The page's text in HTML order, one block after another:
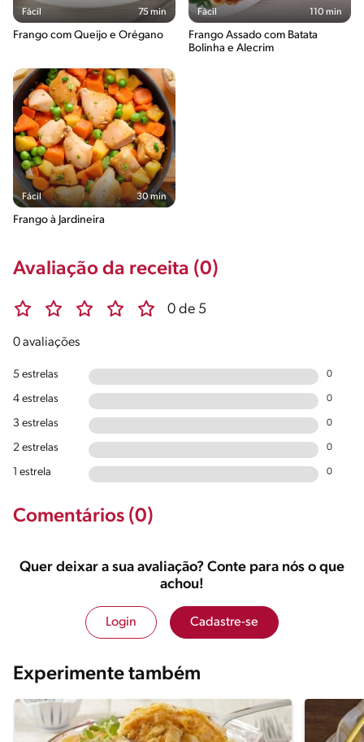
Fácil 75 min
Frango com Queijo e Orégano
Fácil 110 min
Frango Assado com Batata
Bolinha e Alecrim
Fácil 30 min
Frango à Jardineira
Avaliação da receita (0)
0 de 5
0 avaliações
5 estrelas 0
4 estrelas 0
3 estrelas 0
2 estrelas 0
1 estrela 0
Comentários (0)
Quer deixar a sua avaliação? Conte para nós o que
achou!
Login Cadastre-se
Experimente também